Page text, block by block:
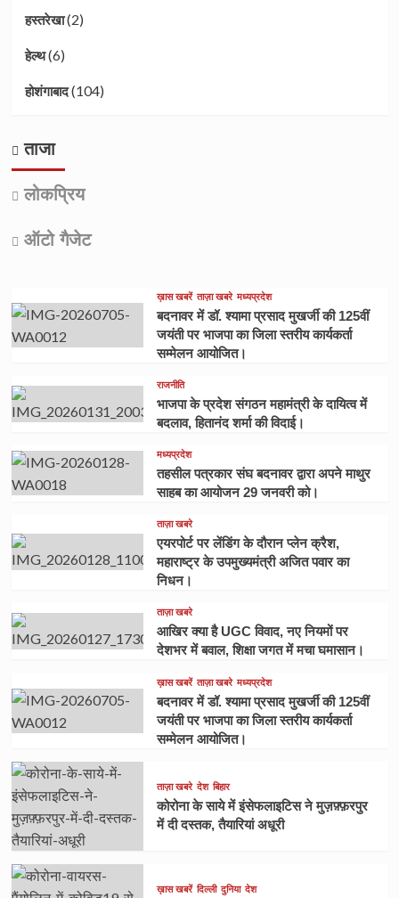
हस्तरेखा(2)
हेल्थ(6)
होशंगाबाद(104)
ताजा
लोकप्रिय
ऑटो गैजेट
ख़ास खबरें ताज़ा खबरे मध्यप्रदेश
बदनावर में डॉ. श्यामा प्रसाद मुखर्जी की 125वीं
जयंती पर भाजपा का जिला स्तरीय कार्यकर्ता
सम्मेलन आयोजित।
राजनीति
भाजपा के प्रदेश संगठन महामंत्री के दायित्व में
बदलाव, हितानंद शर्मा की विदाई।
मध्यप्रदेश
तहसील पत्रकार संघ बदनावर द्वारा अपने माथुर
साहब का आयोजन 29 जनवरी को।
ताज़ा खबरे
एयरपोर्ट पर लेंडिंग के दौरान प्लेन क्रैश,
महाराष्ट्र के उपमुख्यमंत्री अजित पवार का
निधन।
ताज़ा खबरे
आखिर क्या है UGC विवाद, नए नियमों पर
देशभर में बवाल, शिक्षा जगत में मचा घमासान।
ख़ास खबरें ताज़ा खबरे मध्यप्रदेश
बदनावर में डॉ. श्यामा प्रसाद मुखर्जी की 125वीं
जयंती पर भाजपा का जिला स्तरीय कार्यकर्ता
सम्मेलन आयोजित।
ताज़ा खबरे देश बिहार
कोरोना के साये में इंसेफलाइटिस ने मुज़फ़्फ़रपुर
में दी दस्तक, तैयारियां अधूरी
ख़ास खबरें दिल्ली दुनिया देश